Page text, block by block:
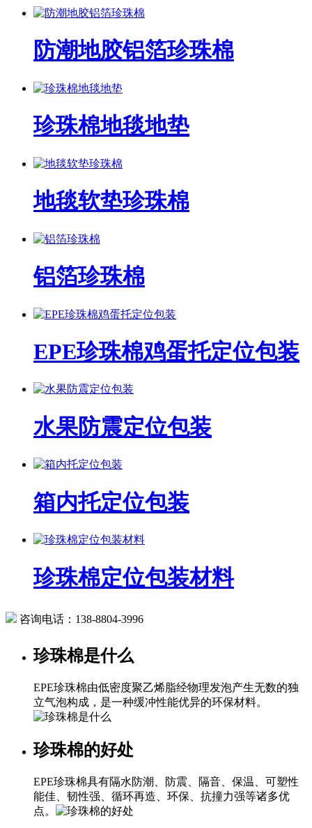
防潮地胶铝箔珍珠棉
珍珠棉地毯地垫
地毯软垫珍珠棉
铝箔珍珠棉
EPE珍珠棉鸡蛋托定位包装
水果防震定位包装
箱内托定位包装
珍珠棉定位包装材料
咨询电话： 138-8804-3996
珍珠棉是什么
EPE珍珠棉由低密度聚乙烯脂经物理发泡产生无数的独
立气泡构成，是一种缓冲性能优异的环保材料。
珍珠棉的好处
EPE珍珠棉具有隔水防潮、防震、隔音、保温、可塑性
能佳、韧性强、循环再造、环保、抗撞力强等诸多优
点。